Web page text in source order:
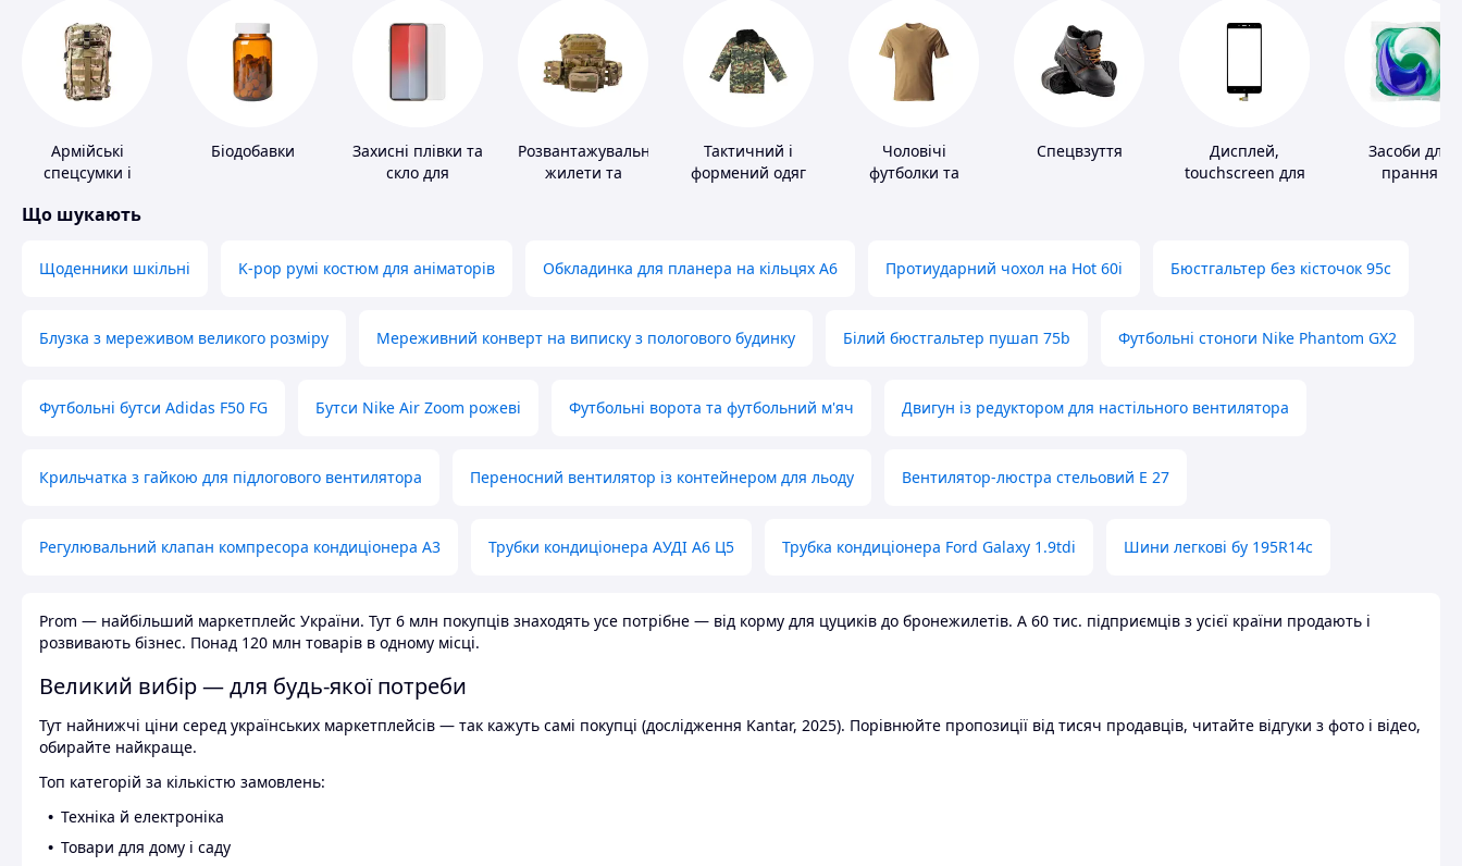
Армійські
спецсумки і
Біодобавки
Захисні плівки та
скло для
Розвантажувальні
жилети та
Тактичний і
формений одяг
Чоловічі
футболки та
Спецвзуття
Дисплей,
touchscreen для
Засоби для
прання
Що шукають
Щоденники шкільні K-pop румі костюм для аніматорів Обкладинка для планера на кільцях А6 Протиударний чохол на Hot 60i Бюстгальтер без кісточок 95с
Блузка з мереживом великого розміру Мереживний конверт на виписку з пологового будинку Білий бюстгальтер пушап 75b Футбольні стоноги Nike Phantom GX2
Футбольні бутси Adidas F50 FG Бутси Nike Air Zoom рожеві Футбольні ворота та футбольний м'яч Двигун із редуктором для настільного вентилятора
Крильчатка з гайкою для підлогового вентилятора Переносний вентилятор із контейнером для льоду Вентилятор-люстра стельовий E 27
Регулювальний клапан компресора кондиціонера А3 Трубки кондиціонера АУДІ А6 Ц5 Трубка кондиціонера Ford Galaxy 1.9tdi Шини легкові бу 195R14c
Prom — найбільший маркетплейс України. Тут 6 млн покупців знаходять усе потрібне — від корму для цуциків до бронежилетів. А 60 тис. підприємців з усієї країни продають і
розвивають бізнес. Понад 120 млн товарів в одному місці.
Великий вибір — для будь-якої потреби
Тут найнижчі ціни серед українських маркетплейсів — так кажуть самі покупці (дослідження Kantar, 2025). Порівнюйте пропозиції від тисяч продавців, читайте відгуки з фото і відео,
обирайте найкраще.
Топ категорій за кількістю замовлень:
Техніка й електроніка
Товари для дому і саду